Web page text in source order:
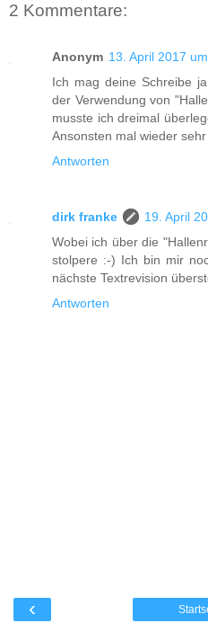
2 Kommentare:
Anonym 13. April 2017
Ich mag deine Schreibe
der Verwendung von
musste ich dreimal
Ansonsten mal wieder
Antworten
dirk franke
19. April
Wobei ich über die
stolpere :-) Ich bin mir
nächste Textrevision
Antworten
‹